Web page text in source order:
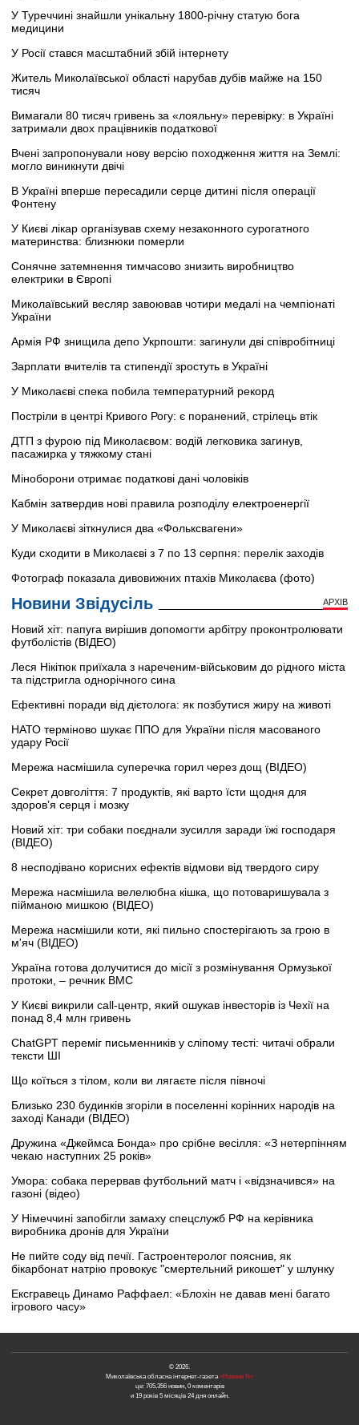
У Туреччині знайшли унікальну 1800-річну статую бога
медицини
У Росії стався масштабний збій інтернету
Житель Миколаївської області нарубав дубів майже на 150
тисяч
Вимагали 80 тисяч гривень за «лояльну» перевірку: в Україні
затримали двох працівників податкової
Вчені запропонували нову версію походження життя на Землі:
могло виникнути двічі
В Україні вперше пересадили серце дитині після операції
Фонтену
У Києві лікар організував схему незаконного сурогатного
материнства: близнюки померли
Сонячне затемнення тимчасово знизить виробництво
електрики в Європі
Миколаївський весляр завоював чотири медалі на чемпіонаті
України
Армія РФ знищила депо Укрпошти: загинули дві співробітниці
Зарплати вчителів та стипендії зростуть в Україні
У Миколаєві спека побила температурний рекорд
Постріли в центрі Кривого Рогу: є поранений, стрілець втік
ДТП з фурою під Миколаєвом: водій легковика загинув,
пасажирка у тяжкому стані
Міноборони отримає податкові дані чоловіків
Кабмін затвердив нові правила розподілу електроенергії
У Миколаєві зіткнулися два «Фольксвагени»
Куди сходити в Миколаєві з 7 по 13 серпня: перелік заходів
Фотограф показала дивовижних птахів Миколаєва (фото)
Новини Звідусіль АРХІВ
Новий хіт: папуга вирішив допомогти арбітру проконтролювати
футболістів (ВІДЕО)
Леся Нікітюк приїхала з нареченим-військовим до рідного міста
та підстригла однорічного сина
Ефективні поради від дієтолога: як позбутися жиру на животі
НАТО терміново шукає ППО для України після масованого
удару Росії
Мережа насмішила суперечка горил через дощ (ВІДЕО)
Секрет довголіття: 7 продуктів, які варто їсти щодня для
здоров’я серця і мозку
Новий хіт: три собаки поєднали зусилля заради їжі господаря
(ВІДЕО)
8 несподівано корисних ефектів відмови від твердого сиру
Мережа насмішила велелюбна кішка, що потоваришувала з
пійманою мишкою (ВІДЕО)
Мережа насмішили коти, які пильно спостерігають за грою в
м'яч (ВІДЕО)
Україна готова долучитися до місії з розмінування Ормузької
протоки, – речник ВМС
У Києві викрили call-центр, який ошукав інвесторів із Чехії на
понад 8,4 млн гривень
ChatGPT переміг письменників у сліпому тесті: читачі обрали
тексти ШІ
Що коїться з тілом, коли ви лягаєте після півночі
Близько 230 будинків згоріли в поселенні корінних народів на
заході Канади (ВІДЕО)
Дружина «Джеймса Бонда» про срібне весілля: «З нетерпінням
чекаю наступних 25 років»
Умора: собака перервав футбольний матч і «відзначився» на
газоні (відео)
У Німеччині запобігли замаху спецслужб РФ на керівника
виробника дронів для України
Не пийте соду від печії. Гастроентеролог пояснив, як
бікарбонат натрію провокує "смертельний рикошет" у шлунку
Ексгравець Динамо Раффаел: «Блохін не давав мені багато
ігрового часу»
© 2026.
Миколаївська обласна інтернет-газета «Новини N»
це: 705,356 новин, 0 коментарів
и 19 років 5 місяців 24 дня онлайн.